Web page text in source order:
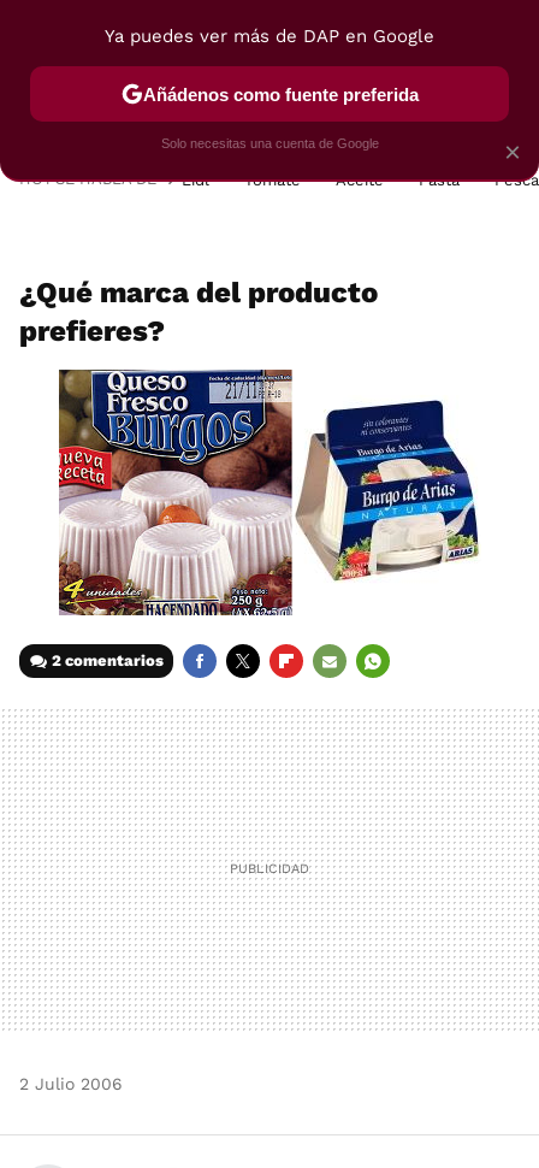
POSTRES VIAJES SELECCIÓN VEGUI
HOY SE HABLA DE Lidl Tomate Aceite Pasta
¿Qué marca del producto
prefieres?
2 comentarios
MAIL
2 Julio 2006
×
Ya puedes ver más de DAP en Google
Añádenos como fuente preferida
Solo necesitas una cuenta de Google